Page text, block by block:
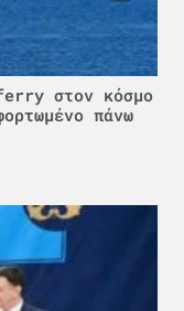
στον κόσμο
πάνω